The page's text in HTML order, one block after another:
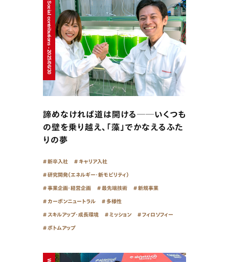
Social contributions - 2025/06/30
諦めなければ道は開ける──いくつも
の壁を乗り越え、「藻」でかなえるふた
りの夢
新卒入社 キャリア入社
研究開発（エネルギー・新モビリティ）
事業企画・経営企画 最先端技術 新規事業
カーボンニュートラル 多様性
スキルアップ・成長環境 ミッション フィロソフィー
ボトムアップ